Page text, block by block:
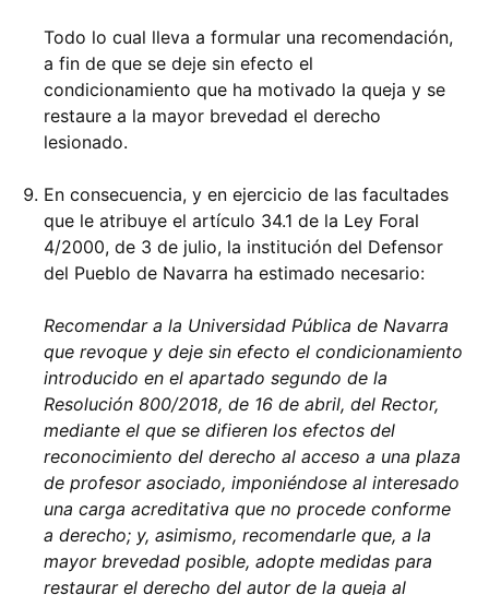
Todo lo cual lleva a formular una recomendación,
a fin de que se deje sin efecto el
condicionamiento que ha motivado la queja y se
restaure a la mayor brevedad el derecho
lesionado.
En consecuencia, y en ejercicio de las facultades
que le atribuye el artículo 34.1 de la Ley Foral
4/2000, de 3 de julio, la institución del Defensor
del Pueblo de Navarra ha estimado necesario:
Recomendar a la Universidad Pública de Navarra
que revoque y deje sin efecto el condicionamiento
introducido en el apartado segundo de la
Resolución 800/2018, de 16 de abril, del Rector,
mediante el que se difieren los efectos del
reconocimiento del derecho al acceso a una plaza
de profesor asociado, imponiéndose al interesado
una carga acreditativa que no procede conforme
a derecho; y, asimismo, recomendarle que, a la
mayor brevedad posible, adopte medidas para
restaurar el derecho del autor de la queja al